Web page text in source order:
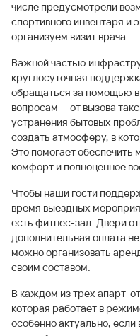
числе предусмотрели
спортивного инвентаря и
организуем визит врача.
Важной частью
круглосуточная
обращаться за помощью
вопросам — от вызова
устранения бытовых
создать атмосферу, в
Это помогает обеспечить
комфорт и полноценное
Чтобы наши гости
время выездных
есть фитнес-зал. Двери
дополнительная оплата
можно организовать
своим составом.
В каждом из трех апарт-
которая работает в
особенно актуально,